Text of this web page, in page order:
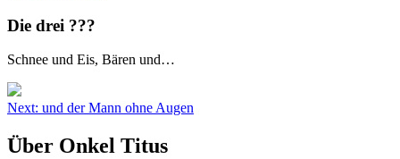
Die drei ???
Schnee und Eis, Bären und…
Beitragsnavigation
Next: und der Mann ohne Augen
Über Onkel Titus